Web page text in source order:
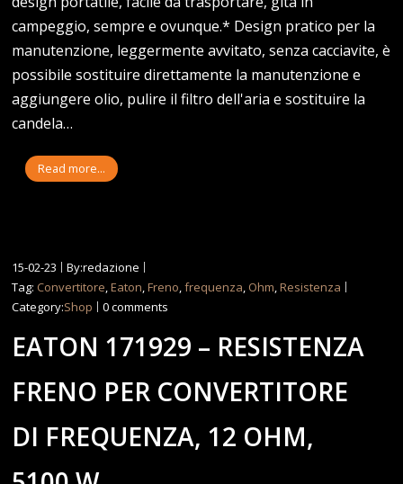
campeggio, sempre e ovunque.* Design pratico per la
manutenzione, leggermente avvitato, senza cacciavite, è
possibile sostituire direttamente la manutenzione e
aggiungere olio, pulire il filtro dell'aria e sostituire la
candela…
Read more...
15-02-23
By:redazione
Tag: Convertitore,Eaton,Freno,frequenza, Ohm,Resistenza
Category:Shop 0 comments
EATON 171929 – RESISTENZA
FRENO PER CONVERTITORE
DI FREQUENZA, 12 OHM,